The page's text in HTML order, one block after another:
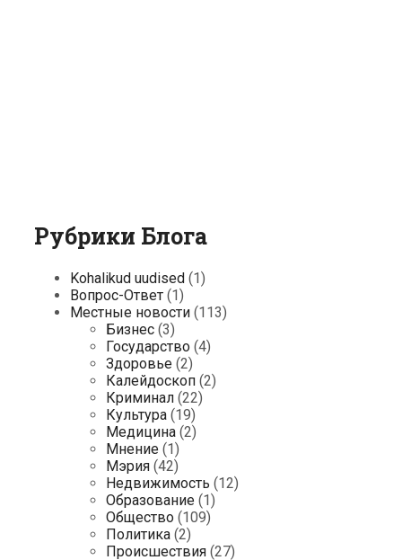
Рубрики Блога
Kohalikud uudised (1)
Вопрос-Ответ (1)
Местные новости (113)
Бизнес (3)
Государство (4)
Здоровье (2)
Калейдоскоп (2)
Криминал (22)
Культура (19)
Медицина (2)
Мнение (1)
Мэрия (42)
Недвижимость (12)
Образование (1)
Общество (109)
Политика (2)
Происшествия (27)